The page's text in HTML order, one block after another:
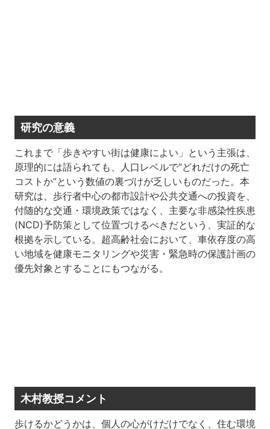
研究の意義
これまで「歩きやすい街は健康によい」という主張は、
原理的には語られても、人口レベルで“どれだけの死亡
コストか”という数値の裏づけが乏しいものだった。本
研究は、歩行者中心の都市設計や公共交通への投資を、
付随的な交通・環境政策ではなく、主要な非感染性疾患
(NCD)予防策として位置づけるべきだという、実証的な
根拠を示している。超高齢社会において、車依存度の高
い地域を健康モニタリングや災害・緊急時の保護計画の
優先対象とすることにもつながる。
木村教授コメント
歩けるかどうかは、個人の心がけだけでなく、住む環境